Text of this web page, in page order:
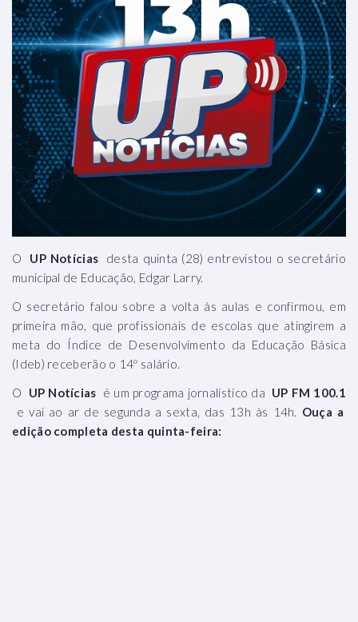
O UP Notícias
desta quinta (28) entrevistou o secretário
municipal de Educação, Edgar Larry.
O secretário falou sobre a volta às aulas e confirmou, em
primeira mão, que profissionais de escolas que atingirem a
meta do Índice de Desenvolvimento da Educação Básica
(Ideb) receberão o 14º salário.
O UP Notícias é um programa jornalístico da UP FM 100.1
e vai ao ar de segunda a sexta, das 13h às 14h. Ouça a
edição completa desta quinta-feira: